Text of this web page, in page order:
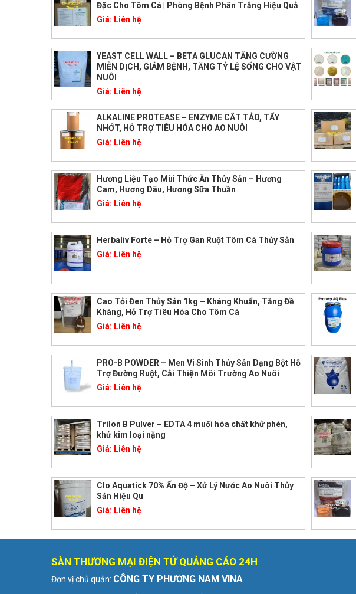
Đặc Cho Tôm Cá | Phòng Bệnh Phân Trắng Hiệu Quả
Giá: Liên hệ
YEAST CELL WALL – BETA GLUCAN TĂNG CƯỜNG
MIỄN DỊCH, GIẢM BỆNH, TĂNG TỶ LỆ SỐNG CHO VẬT
NUÔI
Giá: Liên hệ
ALKALINE PROTEASE – ENZYME CẮT TẢO, TẨY
NHỚT, HỖ TRỢ TIÊU HÓA CHO AO NUÔI
Giá: Liên hệ
Hương Liệu Tạo Mùi Thức Ăn Thủy Sản – Hương
Cam, Hương Dâu, Hương Sữa Thuần
Giá: Liên hệ
Herbaliv Forte – Hỗ Trợ Gan Ruột Tôm Cá Thủy Sản
Giá: Liên hệ
Cao Tỏi Đen Thủy Sản 1kg – Kháng Khuẩn, Tăng Đề
Kháng, Hỗ Trợ Tiêu Hóa Cho Tôm Cá
Giá: Liên hệ
PRO-B POWDER – Men Vi Sinh Thủy Sản Dạng Bột Hỗ
Trợ Đường Ruột, Cải Thiện Môi Trường Ao Nuôi
Giá: Liên hệ
Trilon B Pulver – EDTA 4 muối hóa chất khử phèn,
khử kim loại nặng
Giá: Liên hệ
Clo Aquatick 70% Ấn Độ – Xử Lý Nước Ao Nuôi Thủy
Sản Hiệu Qu
Giá: Liên hệ
SÀN THƯƠNG MẠI ĐIỆN TỬ QUẢNG CÁO 24H
Đơn vị chủ quản: CÔNG TY PHƯƠNG NAM VINA